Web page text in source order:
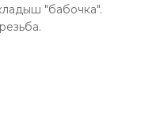
"бабочка".